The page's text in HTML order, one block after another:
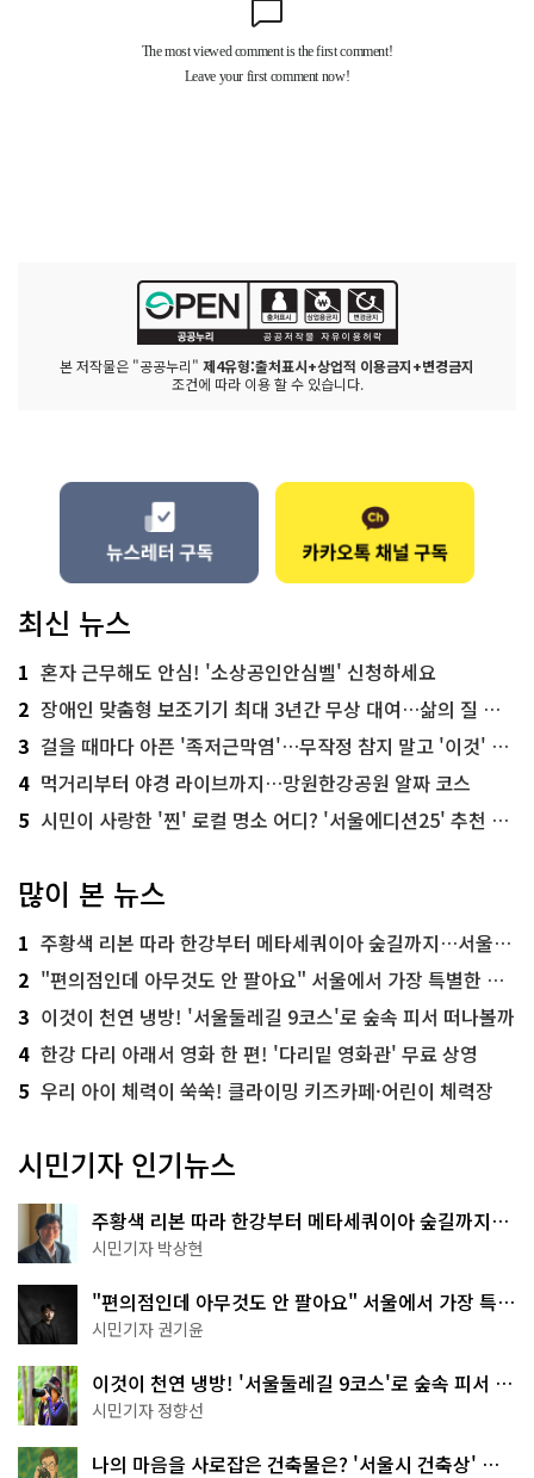
본 저작물은 "공공누리" 제4유형:출처표시+상업적 이용금지+변경금지
조건에 따라 이용 할 수 있습니다.
최신 뉴스
1 혼자 근무해도 안심! '소상공인안심벨' 신청하세요
2 장애인 맞춤형 보조기기 최대 3년간 무상 대여…삶의 질 높인다
3 걸을 때마다 아픈 '족저근막염'…무작정 참지 말고 '이것' 해보세요!
4 먹거리부터 야경 라이브까지…망원한강공원 알짜 코스
5 시민이 사랑한 '찐' 로컬 명소 어디? '서울에디션25' 추천 코스
많이 본 뉴스
1 주황색 리본 따라 한강부터 메타세쿼이아 숲길까지…서울둘레길 15코스
2 "편의점인데 아무것도 안 팔아요" 서울에서 가장 특별한 편의점의 정체
3 이것이 천연 냉방! '서울둘레길 9코스'로 숲속 피서 떠나볼까
4 한강 다리 아래서 영화 한 편! '다리밑 영화관' 무료 상영
5 우리 아이 체력이 쑥쑥! 클라이밍 키즈카페·어린이 체력장
시민기자 인기뉴스
주황색 리본 따라 한강부터 메타세쿼이아 숲길까지…
서울둘레길 15코스
시민기자 박상현
"편의점인데 아무것도 안 팔아요" 서울에서 가장 특별
한 편의점의 정체
시민기자 권기윤
이것이 천연 냉방! '서울둘레길 9코스'로 숲속 피서 떠
나볼까
시민기자 정향선
나의 마음을 사로잡은 건축물은? '서울시 건축상' 수